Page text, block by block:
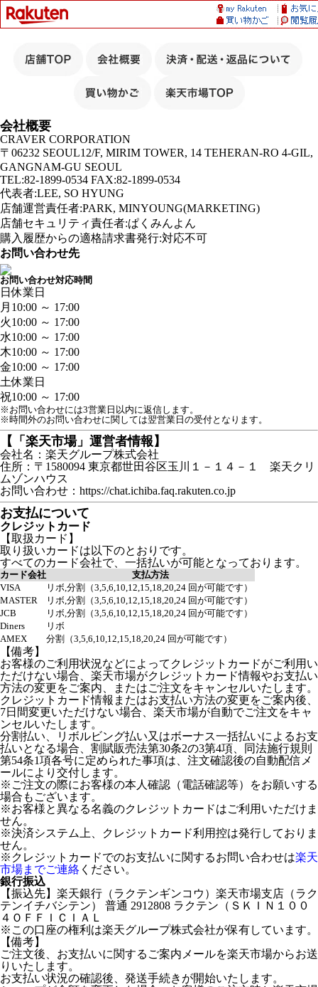
会社概要
CRAVER CORPORATION
〒06232 SEOUL12/F, MIRIM TOWER, 14 TEHERAN-RO 4-GIL,
GANGNAM-GU SEOUL
TEL:82-1899-0534 FAX:82-1899-0534
代表者:LEE, SO HYUNG
店舗運営責任者:PARK, MINYOUNG(MARKETING)
店舗セキュリティ責任者:ぱくみんよん
購入履歴からの適格請求書発行:対応不可
お問い合わせ先
お問い合わせ対応時間
日休業日
月 10:00 ～ 17:00
火10:00 ～ 17:00
水10:00 ～ 17:00
木10:00 ～ 17:00
金10:00 ～ 17:00
土休業日
祝10:00 ～ 17:00
※お問い合わせには3営業日以内に返信します。
※時間外のお問い合わせに関しては翌営業日の受付となります。
【「楽天市場」運営者情報】
会社名：楽天グループ株式会社
住所：〒1580094 東京都世田谷区玉川１－１４－１ 楽天クリ
ムゾンハウス
お問い合わせ：https://chat.ichiba.faq.rakuten.co.jp
お支払について
クレジットカード
【取扱カード】
取り扱いカードは以下のとおりです。
すべてのカード会社で、一括払いが可能となっております。
カード会社
支払方法
VISA
リボ,分割（3,5,6,10,12,15,18,20,24 回が可能です）
MASTER
リボ,分割（3,5,6,10,12,15,18,20,24 回が可能です）
JCB
リボ,分割（3,5,6,10,12,15,18,20,24 回が可能です）
Diners
リボ
AMEX
分割（3,5,6,10,12,15,18,20,24 回が可能です）
【備考】
お客様のご利用状況などによってクレジットカードがご利用い
ただけない場合、楽天市場がクレジットカード情報やお支払い
方法の変更をご案内、またはご注文をキャンセルいたします。
クレジットカード情報またはお支払い方法の変更をご案内後、
7日間変更いただけない場合、楽天市場が自動でご注文をキャ
ンセルいたします。
分割払い、リボルビング払い又はボーナス一括払いによるお支
払いとなる場合、割賦販売法第30条2の3第4項、同法施行規則
第54条1項各号に定められた事項は、注文確認後の自動配信メ
ールにより交付します。
※ご注文の際にお客様の本人確認（電話確認等）をお願いする
場合もございます。
※お客様と異なる名義のクレジットカードはご利用いただけま
せん。
※決済システム上、クレジットカード利用控は発行しておりま
せん。
※クレジットカードでのお支払いに関するお問い合わせは楽天
市場までご連絡 ください。
銀行振込
【振込先】楽天銀行（ラクテンギンコウ）楽天市場支店（ラク
テンイチバシテン） 普通 2912808 ラクテン（ＳＫＩＮ１００
４ＯＦＦＩＣＩＡＬ
※この口座の権利は楽天グループ株式会社が保有しています。
【備考】
ご注文後、お支払いに関するご案内メールを楽天市場からお送
りいたします。
お支払い状況の確認後、発送手続きが開始いたします。